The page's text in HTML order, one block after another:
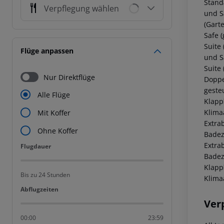
Verpflegung wählen
Flüge anpassen
Nur Direktflüge
Alle Flüge
Mit Koffer
Ohne Koffer
Flugdauer
Flugdauer
Bis zu 24 Stunden
Abflugzeiten
Abflugzeiten
00:00 23:59
und
Safe
Suite
und
Suite